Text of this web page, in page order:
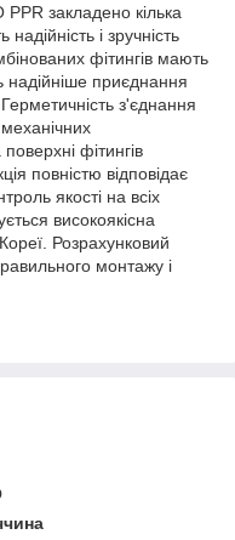
PPR закладено кілька
і зручність
фітингів мають
надійніше приєднання
з'єднання
фітингів
повністю відповідає
якості на всіх
високоякісна
Розрахунковий
монтажу і